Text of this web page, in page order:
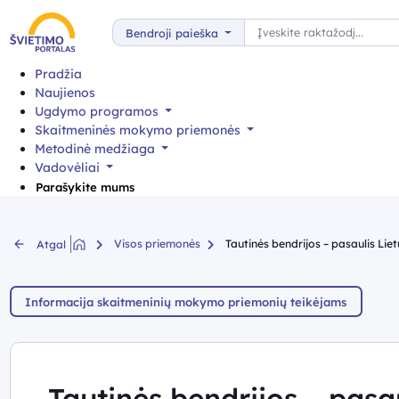
Bendroji paieška
Paieška
Pradžia
Naujienos
Ugdymo programos
Skaitmeninės mokymo priemonės
Metodinė medžiaga
Vadovėliai
Parašykite mums
Atgal Visos priemonės Tautinės bendrijos – pasaulis
Informacija skaitmeninių mokymo priemonių teikėjams